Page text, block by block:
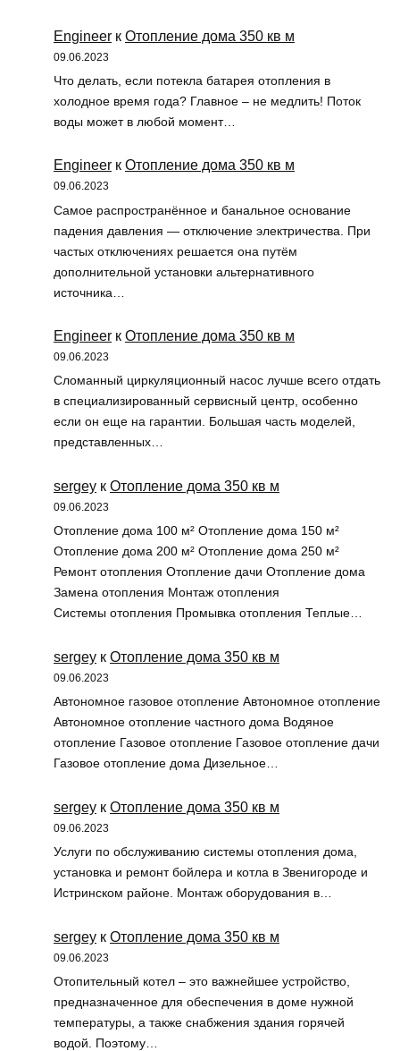
Engineer к Отопление дома 350 кв м
09.06.2023
Что делать, если потекла батарея отопления в
холодное время года? Главное – не медлить! Поток
воды может в любой момент…
Engineer к Отопление дома 350 кв м
09.06.2023
Самое распространённое и банальное основание
падения давления — отключение электричества. При
частых отключениях решается она путём
дополнительной установки альтернативного
источника…
Engineer к Отопление дома 350 кв м
09.06.2023
Сломанный циркуляционный насос лучше всего отдать
в специализированный сервисный центр, особенно
если он еще на гарантии. Большая часть моделей,
представленных…
sergey к Отопление дома 350 кв м
09.06.2023
Отопление дома 100 м² Отопление дома 150 м²
Отопление дома 200 м² Отопление дома 250 м²
Ремонт отопления Отопление дачи Отопление дома
Замена отопления Монтаж отопления
Системы отопления Промывка отопления Теплые…
sergey к Отопление дома 350 кв м
09.06.2023
Автономное газовое отопление Автономное отопление
Автономное отопление частного дома Водяное
отопление Газовое отопление Газовое отопление дачи
Газовое отопление дома Дизельное…
sergey к Отопление дома 350 кв м
09.06.2023
Услуги по обслуживанию системы отопления дома,
установка и ремонт бойлера и котла в Звенигороде и
Истринском районе. Монтаж оборудования в…
sergey к Отопление дома 350 кв м
09.06.2023
Отопительный котел – это важнейшее устройство,
предназначенное для обеспечения в доме нужной
температуры, а также снабжения здания горячей
водой. Поэтому…